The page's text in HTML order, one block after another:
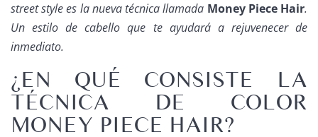
street stylees la nueva técnica llamada Money Piece Hair.
Un estilo de cabello que te ayudará a rejuvenecer de
inmediato.
¿EN QUÉ CONSISTE LA
TÉCNICA DE COLOR
MONEY PIECE HAIR?